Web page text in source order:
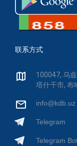
联系方式
100047, 乌
塔什干市, 布
info@kdb.uz
Telegram
Telegram